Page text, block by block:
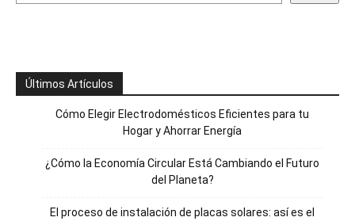
Últimos Artículos
Cómo Elegir Electrodomésticos Eficientes para tu
Hogar y Ahorrar Energía
¿Cómo la Economía Circular Está Cambiando el Futuro
del Planeta?
El proceso de instalación de placas solares: así es el